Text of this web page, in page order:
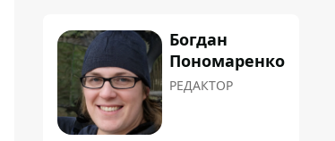
Богдан
Пономаренко
РЕДАКТОР